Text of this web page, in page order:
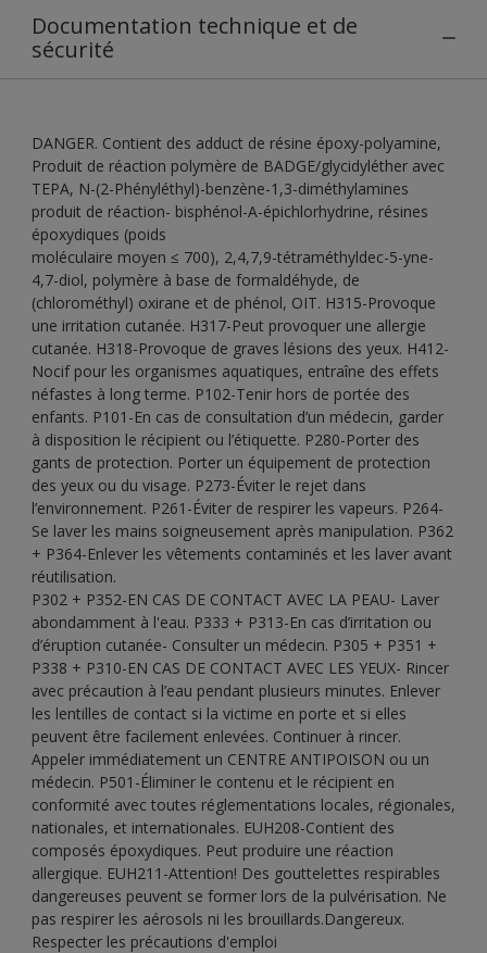
Documentation technique et de
sécurité
DANGER. Contient des adduct de résine époxy-polyamine,
Produit de réaction polymère de BADGE/glycidyléther avec
TEPA, N-(2-Phényléthyl)-benzène-1,3-diméthylamines
produit de réaction- bisphénol-A-épichlorhydrine, résines
époxydiques (poids
moléculaire moyen ≤ 700), 2,4,7,9-tétraméthyldec-5-yne-
4,7-diol, polymère à base de formaldéhyde, de
(chlorométhyl) oxirane et de phénol, OIT. H315-Provoque
une irritation cutanée. H317-Peut provoquer une allergie
cutanée. H318-Provoque de graves lésions des yeux. H412-
Nocif pour les organismes aquatiques, entraîne des effets
néfastes à long terme. P102-Tenir hors de portée des
enfants. P101-En cas de consultation d’un médecin, garder
à disposition le récipient ou l’étiquette. P280-Porter des
gants de protection. Porter un équipement de protection
des yeux ou du visage. P273-Éviter le rejet dans
l’environnement. P261-Éviter de respirer les vapeurs. P264-
Se laver les mains soigneusement après manipulation. P362
+ P364-Enlever les vêtements contaminés et les laver avant
réutilisation.
P302 + P352-EN CAS DE CONTACT AVEC LA PEAU- Laver
abondamment à l'eau. P333 + P313-En cas d’irritation ou
d’éruption cutanée- Consulter un médecin. P305 + P351 +
P338 + P310-EN CAS DE CONTACT AVEC LES YEUX- Rincer
avec précaution à l’eau pendant plusieurs minutes. Enlever
les lentilles de contact si la victime en porte et si elles
peuvent être facilement enlevées. Continuer à rincer.
Appeler immédiatement un CENTRE ANTIPOISON ou un
médecin. P501-Éliminer le contenu et le récipient en
conformité avec toutes réglementations locales, régionales,
nationales, et internationales. EUH208-Contient des
composés époxydiques. Peut produire une réaction
allergique. EUH211-Attention! Des gouttelettes respirables
dangereuses peuvent se former lors de la pulvérisation. Ne
pas respirer les aérosols ni les brouillards.Dangereux.
Respecter les précautions d'emploi